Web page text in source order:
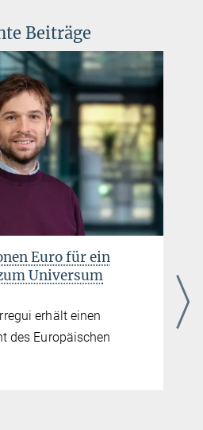
567-7303
Beiträge
Euro für ein
Universum
erhält einen
des Europäischen